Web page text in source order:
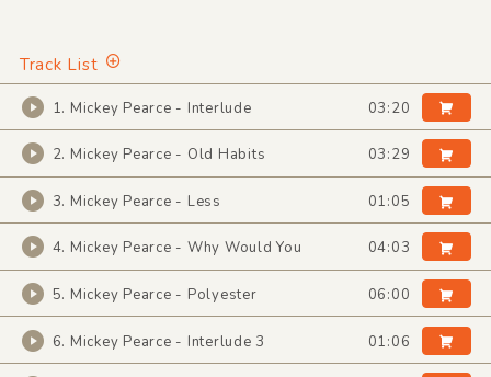
Track List
1. Mickey Pearce - Interlude 03:20
2. Mickey Pearce - Old Habits 03:29
3. Mickey Pearce - Less 01:05
4. Mickey Pearce - Why Would You 04:03
5. Mickey Pearce - Polyester 06:00
6. Mickey Pearce - Interlude 3 01:06